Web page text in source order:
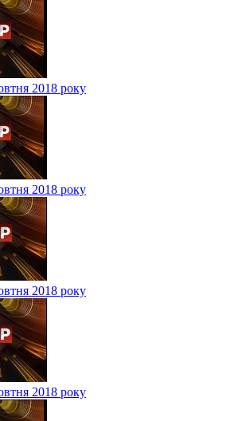
2018 року
2018 року
2018 року
2018 року